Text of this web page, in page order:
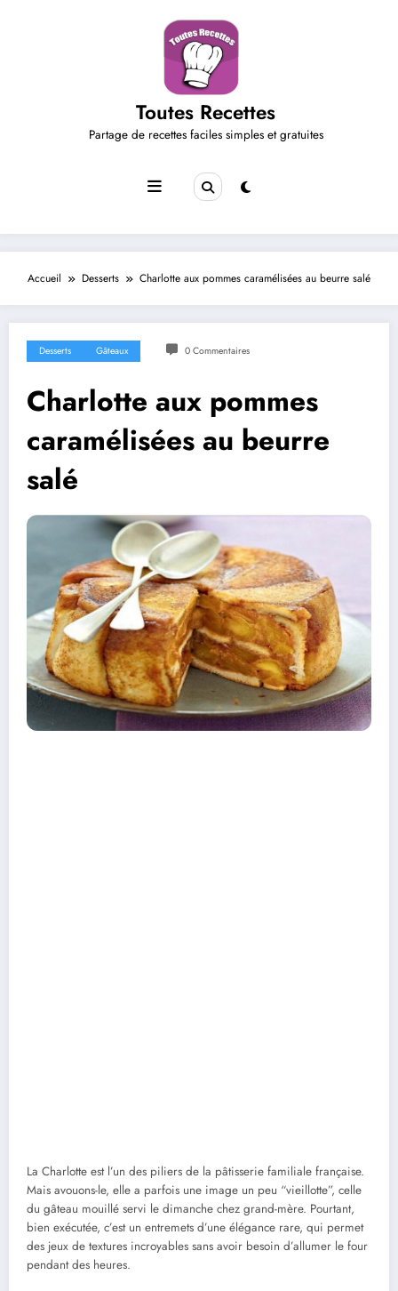
Toutes Recettes
Partage de recettes faciles simples et gratuites
Accueil Desserts Charlotte aux pommes caramélisées au beurre salé
Desserts Gâteaux 0 Commentaires
Charlotte aux pommes
caramélisées au beurre
salé
La Charlotte est l’un des piliers de la pâtisserie familiale française.
Mais avouons-le, elle a parfois une image un peu “vieillotte”, celle
du gâteau mouillé servi le dimanche chez grand-mère. Pourtant,
bien exécutée, c’est un entremets d’une élégance rare, qui permet
des jeux de textures incroyables sans avoir besoin d’allumer le four
pendant des heures.